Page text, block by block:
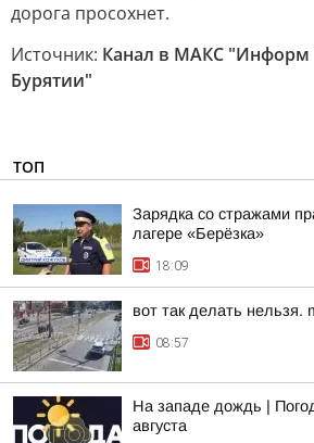
дорога просохнет.
Источник: Канал в МАКС "Информ
Бурятии"
ТОП
Зарядка со стражами
лагере «Берёзка»
18:09
вот так делать нельзя.
08:57
На западе дождь |
августа